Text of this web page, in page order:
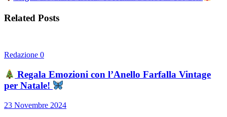
Related Posts
Redazione 0
Regala Emozioni con l’Anello Farfalla Vintage
per Natale!
23 Novembre 2024